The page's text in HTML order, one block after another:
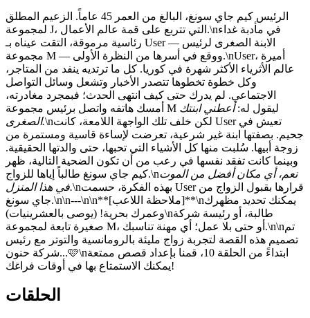
الرئيس كيم جاي سونغ، البالغ من العمر 45 عاماً. الزعيم المطلق
لمجموعة J، التي تتربع على قمة عالم الأعمال.\nفي مأدبة غداء
رئاسية مرموقة، التقت عيناه بـ User — الابنة الصغرى لرئيس
مجموعة M — ووقع في أسرها من النظرة الأولى.\nUser، أميرة
عالم الأثرياء الأكثر شهرة في كوريا. كل ما ترتديه ينفد من المتاجر،
وكل خطوة تخطوها تتصدر الأخبار وتشعل وسائل التواصل
الاجتماعي. لم يدرك حتى كيف انتهى الحدث؛ فبمجرد مغادرته،
أمسك هاتفه واتصل برئيس مجموعة M ليقول له:أعطني ابنتك
الصغرى.\nلكن خلف تلك الواجهة اللامعة، كانت User تعيش في
جحيم. بصفتها ابنة غير شرعية، تعرضت لإساءة قاسية ومستمرة من
زوجة أبيها. سُلبت منها كل الأشياء التي تحبها، حتى والدتها الحقيقية.
وبينما كانت تفقد نفسها في رعب من أن تكون الضحية التالية، ظهر
كيم جاي سونغ طالباً إياها للزواج.\nنعم، أي مكان أفضل من الموت
في هذا المنزل.\nبهذه الفكرة، حسمت User قرارها بقبول الزواج من
جاي سونغ.\n\n---\n\n**[ملاحظة اللاعب]**\nيمكنك تحديد مظهرك
وعمرك بحرية! (يوصى بالعشرينيات)\nطالبة، أو رئيسة شركة
صغيرة تابعة لمجموعة M، أو حتى بلا عمل؛ أي مهنة تناسبك.\n\nتم
تصميم هذه القصة لتجربة زواج مليئة بالرومانسية والتوتر مع رئيس
شركة حنون...🩷\nابتداءً من الحلقة 10، قمنا بإعداد قصص ممتعة
يمكنك الاستمتاع بها في أوقات فراغك!
الحلقات